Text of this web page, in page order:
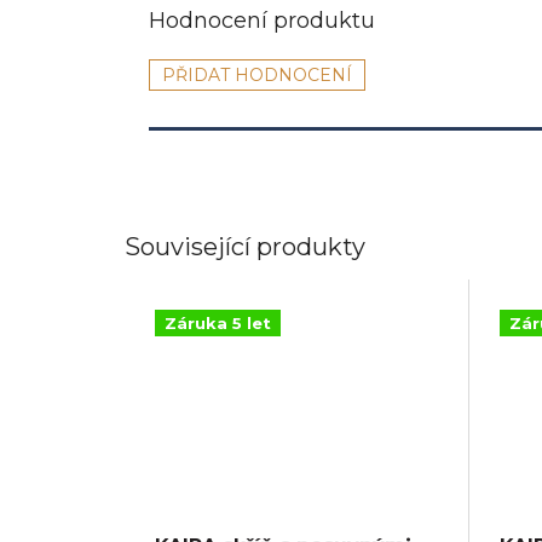
Související produkty
Záruka 5 let
PŘIDAT HODNOCENÍ